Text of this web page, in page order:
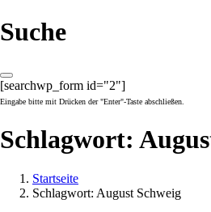
Suche
[searchwp_form id="2"]
Eingabe bitte mit Drücken der "Enter"-Taste abschließen.
Schlagwort:
Startseite
Schlagwort: August Schweig